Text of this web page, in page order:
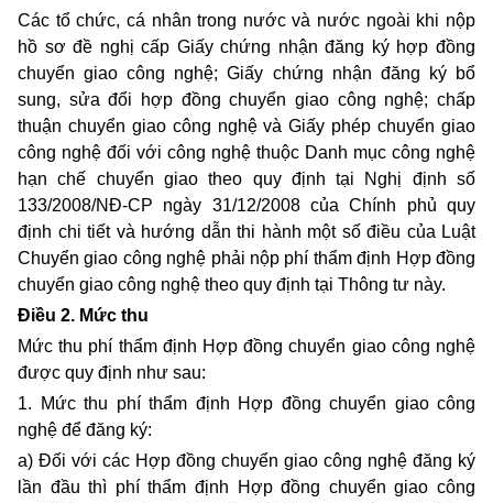
Các tổ chức, cá nhân trong nước và nước ngoài khi nộp
hồ sơ đề nghị cấp Giấy chứng nhận đăng ký hợp đồng
chuyển giao công nghệ; Giấy chứng nhận đăng ký bổ
sung, sửa đổi hợp đồng chuyển giao công nghệ; chấp
thuận chuyển giao công nghệ và Giấy phép chuyển giao
công nghệ đối với công nghệ thuộc Danh mục công nghệ
hạn chế chuyển giao theo quy định tại Nghị định số
133/2008/NĐ-CP ngày 31/12/2008 của Chính phủ quy
định chi tiết và hướng dẫn thi hành một số điều của Luật
Chuyển giao công nghệ phải nộp phí thẩm định Hợp đồng
chuyển giao công nghệ theo quy định tại Thông tư này.
Điều 2. Mức thu
Mứcthu phí thẩm định Hợp đồng chuyển giao công nghệ
được quy định như sau:
1. Mức thu phí thẩm định Hợp đồng chuyển giao công
nghệ để đăng ký:
a) Đối với các Hợp đồng chuyển giao công nghệ đăng ký
lần đầu thì phí thẩm định Hợp đồng chuyển giao công